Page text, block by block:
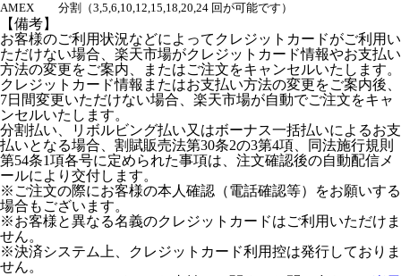
AMEX
分割（3,5,6,10,12,15,18,20,24 回が可能です）
【備考】
お客様のご利用状況などによってクレジットカードがご利用い
ただけない場合、楽天市場がクレジットカード情報やお支払い
方法の変更をご案内、またはご注文をキャンセルいたします。
クレジットカード情報またはお支払い方法の変更をご案内後、
7日間変更いただけない場合、楽天市場が自動でご注文をキャ
ンセルいたします。
分割払い、リボルビング払い又はボーナス一括払いによるお支
払いとなる場合、割賦販売法第30条2の3第4項、同法施行規則
第54条1項各号に定められた事項は、注文確認後の自動配信メ
ールにより交付します。
※ご注文の際にお客様の本人確認（電話確認等）をお願いする
場合もございます。
※お客様と異なる名義のクレジットカードはご利用いただけま
せん。
※決済システム上、クレジットカード利用控は発行しておりま
せん。